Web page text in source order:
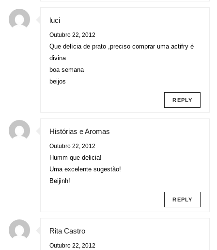
luci
Outubro 22, 2012
Que delícia de prato ,preciso comprar uma actifry é
divina
boa semana
beijos
REPLY
Histórias e Aromas
Outubro 22, 2012
Humm que delicia!
Uma excelente sugestão!
Beijinh!
REPLY
Rita Castro
Outubro 22, 2012